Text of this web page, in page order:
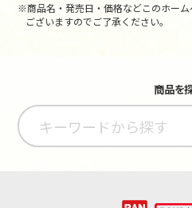
※商品名・発売日・価格などこのホー
ございますのでご了承ください。
商品を